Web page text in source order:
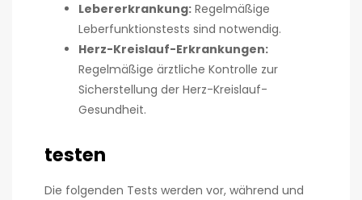
Lebererkrankung: Regelmäßige
Leberfunktionstests sind notwendig.
Herz-Kreislauf-Erkrankungen:
Regelmäßige ärztliche Kontrolle zur
Sicherstellung der Herz-Kreislauf-
Gesundheit.
testen
Die folgenden Tests werden vor, während und